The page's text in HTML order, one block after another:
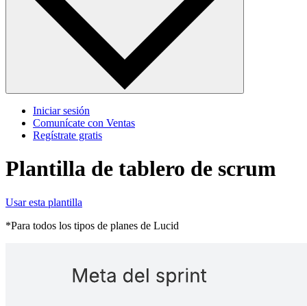
Iniciar sesión
Comunícate con Ventas
Regístrate gratis
Plantilla de tablero de scrum
Usar esta plantilla
*Para todos los tipos de planes de Lucid